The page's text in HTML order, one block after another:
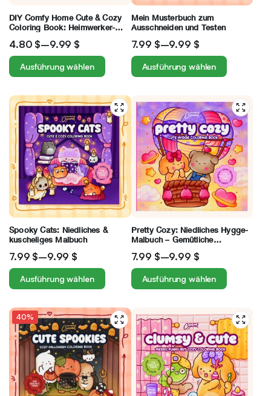
DIY Comfy Home Cute & Cozy
Coloring Book: Heimwerker-
und Teenager
4.80 $–9.99 $
Ausführung wählen
Mein Musterbuch zum
Ausschneiden und Testen
7.99 $–9.99 $
Ausführung wählen
Spooky Cats: Niedliches &
kuscheliges Malbuch
7.99 $–9.99 $
Ausführung wählen
Pretty Cozy: Niedliches Hygge-
Malbuch – Gemütliche
und Teenager
7.99 $–9.99 $
Ausführung wählen
40%